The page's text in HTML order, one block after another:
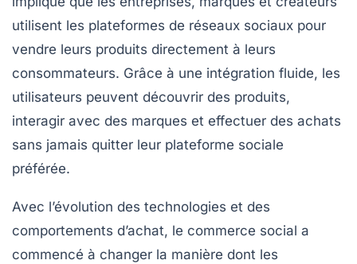
utilisent les plateformes de réseaux sociaux pour
vendre leurs produits directement à leurs
consommateurs. Grâce à une intégration fluide, les
utilisateurs peuvent découvrir des produits,
interagir avec des marques et effectuer des achats
sans jamais quitter leur plateforme sociale
préférée.
Avec l’évolution des technologies et des
comportements d’achat, le commerce social a
commencé à changer la manière dont les